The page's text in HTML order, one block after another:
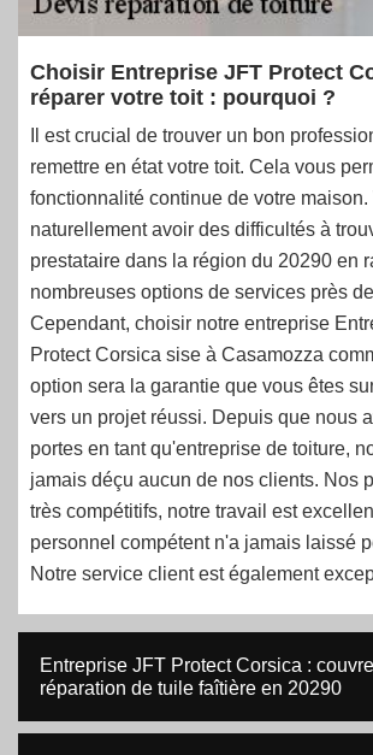
Choisir Entreprise JFT Protect
réparer votre toit : pourquoi ?
Il est crucial de trouver un bon
remettre en état votre toit. Cela vous
fonctionnalité continue de votre maison.
naturellement avoir des difficultés à
prestataire dans la région du 20290 en
nombreuses options de services près
Cependant, choisir notre entreprise
Protect Corsica sise à Casamozza
option sera la garantie que vous êtes
vers un projet réussi. Depuis que nous
portes en tant qu'entreprise de toiture,
jamais déçu aucun de nos clients. Nos
très compétitifs, notre travail est
personnel compétent n'a jamais laissé
Notre service client est également
Entreprise JFT Protect Corsica :
réparation de tuile faîtière en 20290